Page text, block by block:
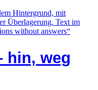
hin, weg